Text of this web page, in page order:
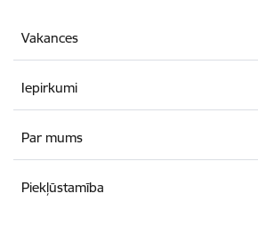
Vakances
Iepirkumi
Par mums
Piekļūstamība